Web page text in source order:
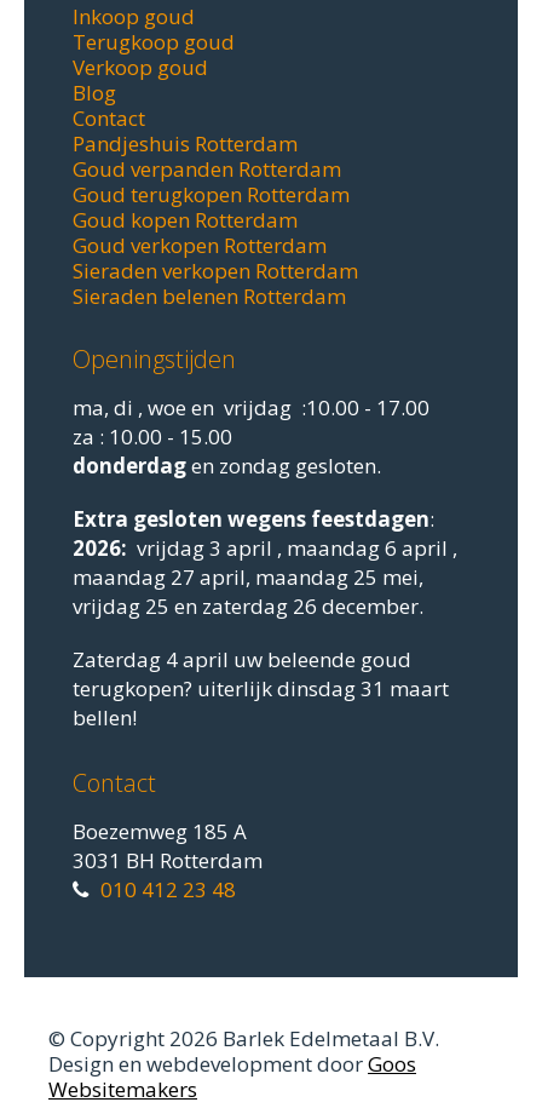
Inkoop goud
Terugkoop goud
Verkoop goud
Blog
Contact
Pandjeshuis Rotterdam
Goud verpanden Rotterdam
Goud terugkopen Rotterdam
Goud kopen Rotterdam
Goud verkopen Rotterdam
Sieraden verkopen Rotterdam
Sieraden belenen Rotterdam
Openingstijden
ma, di , woe en vrijdag :10.00 - 17.00
za : 10.00 - 15.00
donderdagen zondag gesloten.
Extra gesloten wegens feestdagen:
2026: vrijdag 3 april , maandag 6 april ,
maandag 27 april, maandag 25 mei,
vrijdag 25 en zaterdag 26 december.
Zaterdag 4 april uw beleende goud
terugkopen? uiterlijk dinsdag 31 maart
bellen!
Contact
Boezemweg 185 A
3031 BH Rotterdam
010 412 23 48
© Copyright 2026 Barlek Edelmetaal B.V.
Design en webdevelopment doorGoos
Websitemakers